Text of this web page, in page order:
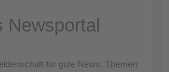
Newsportal
für gute News, Themen